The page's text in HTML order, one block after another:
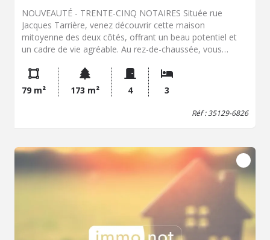
NOUVEAUTÉ - TRENTE-CINQ NOTAIRES Située rue
Jacques Tarrière, venez découvrir cette maison
mitoyenne des deux côtés, offrant un beau potentiel et
un cadre de vie agréable. Au rez-de-chaussée, vous
WC, ainsi qu'un garage avec cellier, pratique pour le
rangement. À l'étage, un palier dessert trois chambres,
dont une avec placard, ainsi qu'une salle d'eau équipée
d'un sanibroyeur. La maison dispose également d'un
d'appoint, espace loisirs). À l'extérieur, vous profiterez
d'une terrasse avec store-banne et d'un jardin exposé
plein sud, idéal pour les moments de détente. Une belle
opportunité à découvrir sans tarder !
79 m² 173 m² 4 3
Réf : 35129-6826